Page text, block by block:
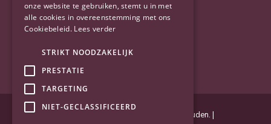
Powered by Alle rechten voorbehouden. |
onze website te gebruiken, stemt u in met
alle cookies in overeenstemming met ons
Cookiebeleid. Lees verder
STRIKT NOODZAKELIJK
PRESTATIE
TARGETING
NIET-GECLASSIFICEERD